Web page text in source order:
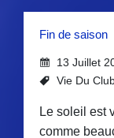
Fin de saison
13 Juillet
Vie Du
Le soleil est
comme